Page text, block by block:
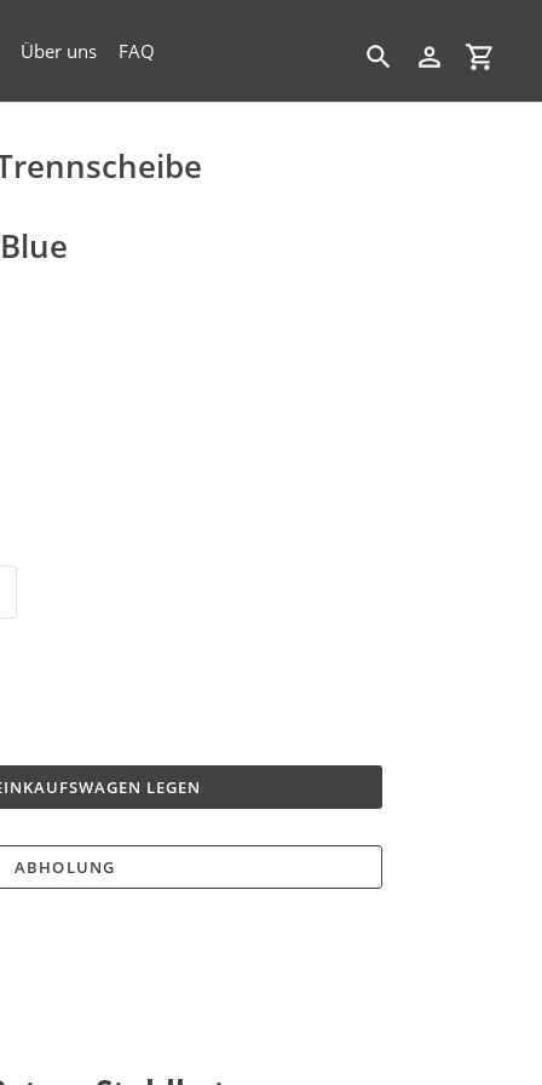
Über uns FAQ
SuchenEinloggen
LEGEN
ABHOLUNG